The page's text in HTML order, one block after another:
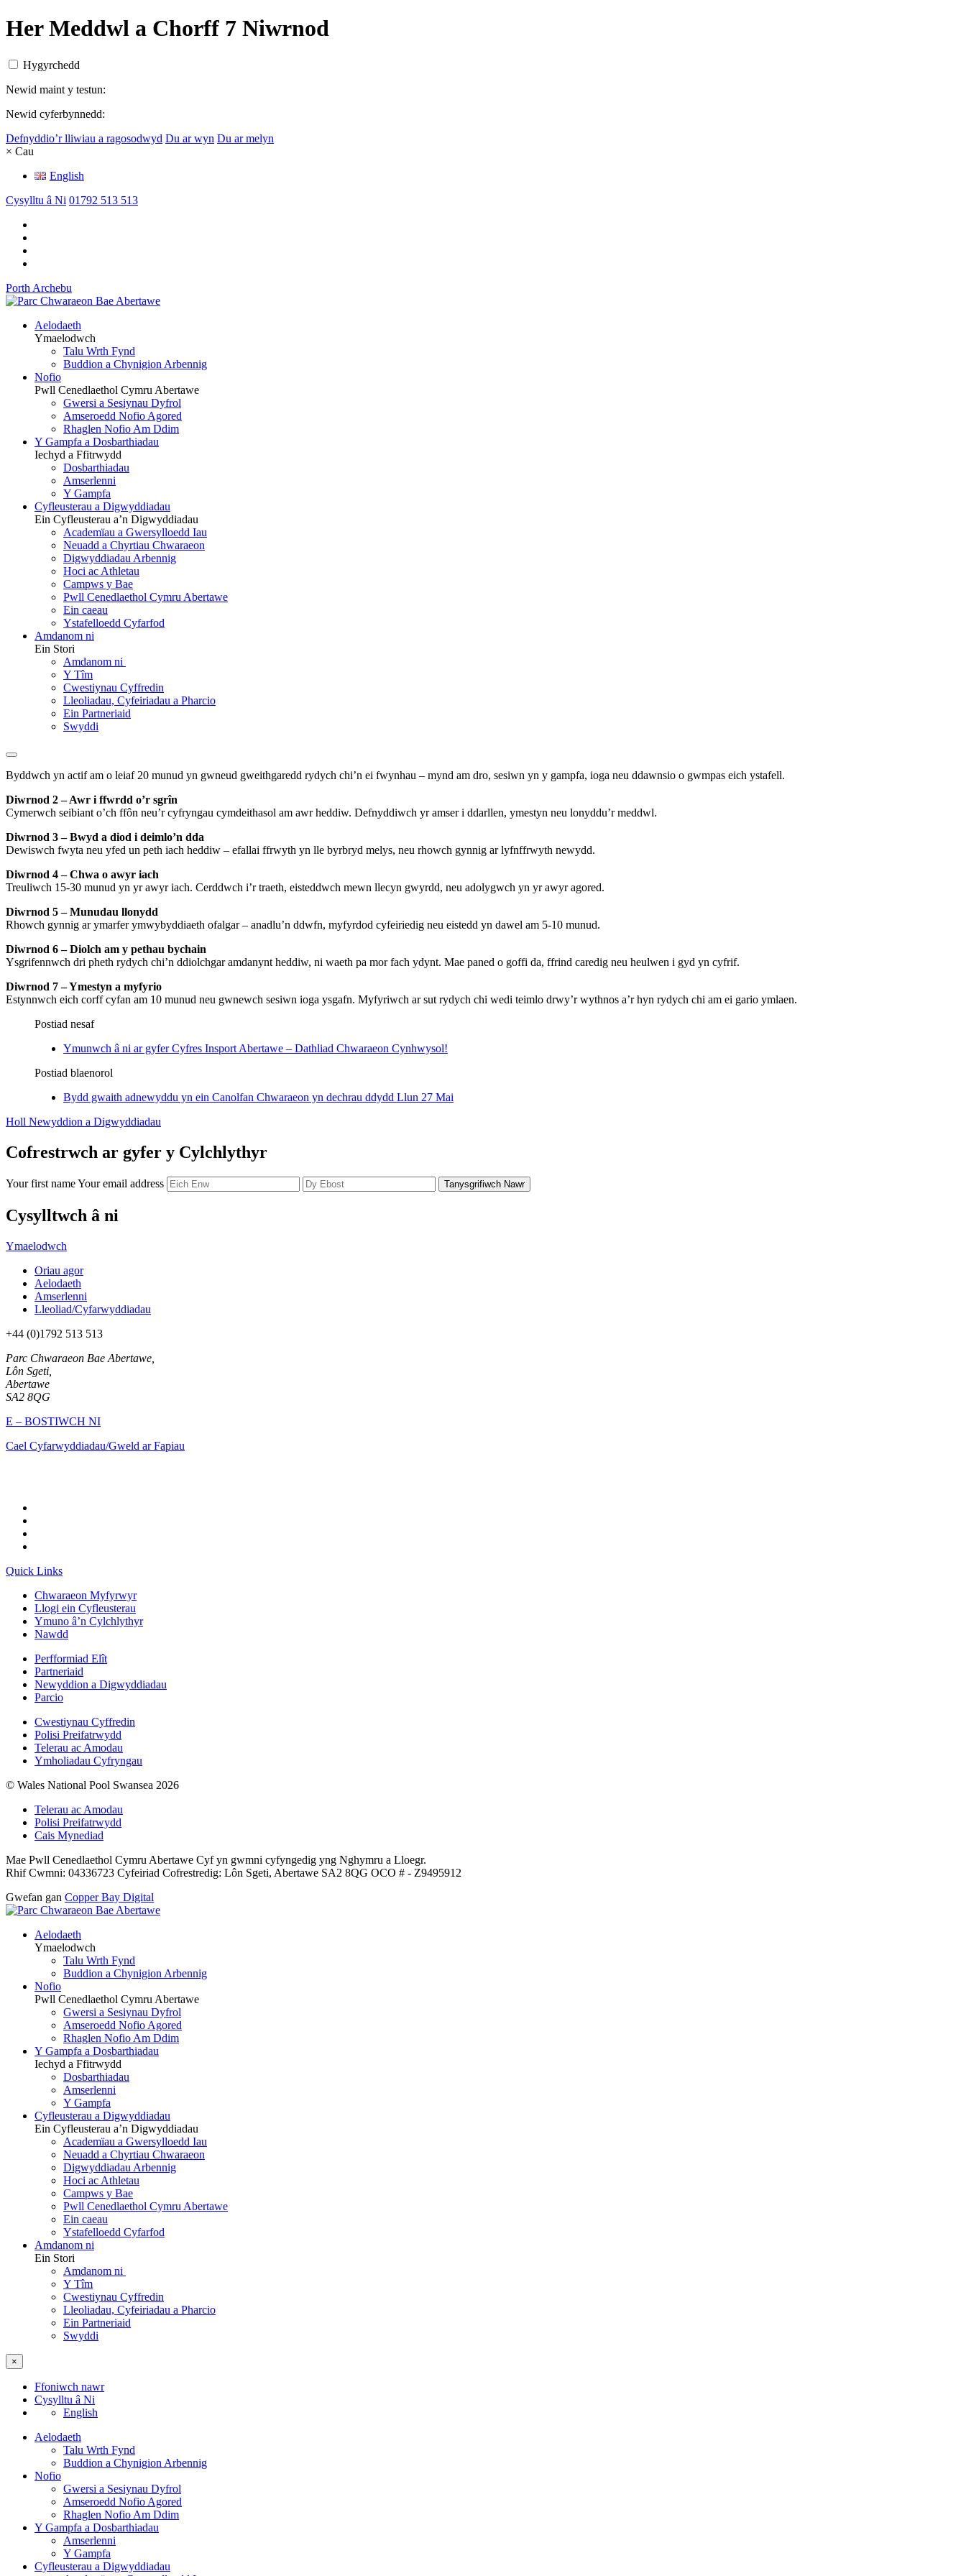
Her Meddwl a Chorff 7 Niwrnod
Hygyrchedd
Newid maint y testun:
Newid cyferbynnedd:
Defnyddio’r lliwiau a ragosodwyd Du ar wyn Du ar melyn
× Cau
English
Cysylltu â Ni 01792 513 513
Porth Archebu
Aelodaeth
Ymaelodwch
Talu Wrth Fynd
Buddion a Chynigion Arbennig
Nofio
Pwll Cenedlaethol Cymru Abertawe
Gwersi a Sesiynau Dyfrol
Amseroedd Nofio Agored
Rhaglen Nofio Am Ddim
Y Gampfa a Dosbarthiadau
Iechyd a Ffitrwydd
Dosbarthiadau
Amserlenni
Y Gampfa
Cyfleusterau a Digwyddiadau
Ein Cyfleusterau a’n Digwyddiadau
Academïau a Gwersylloedd Iau
Neuadd a Chyrtiau Chwaraeon
Digwyddiadau Arbennig
Hoci ac Athletau
Campws y Bae
Pwll Cenedlaethol Cymru Abertawe
Ein caeau
Ystafelloedd Cyfarfod
Amdanom ni
Ein Stori
Amdanom ni
Y Tîm
Cwestiynau Cyffredin
Lleoliadau, Cyfeiriadau a Pharcio
Ein Partneriaid
Swyddi
Byddwch yn actif am o leiaf 20 munud yn gwneud gweithgaredd rydych chi’n ei fwynhau – mynd am dro, sesiwn yn y gampfa, ioga neu ddawnsio o gwmpas eich ystafell.
Diwrnod 2 – Awr i ffwrdd o’r sgrîn
Cymerwch seibiant o’ch ffôn neu’r cyfryngau cymdeithasol am awr heddiw. Defnyddiwch yr amser i ddarllen, ymestyn neu lonyddu’r meddwl.
Diwrnod 3 – Bwyd a diod i deimlo’n dda
Dewiswch fwyta neu yfed un peth iach heddiw – efallai ffrwyth yn lle byrbryd melys, neu rhowch gynnig ar lyfnffrwyth newydd.
Diwrnod 4 – Chwa o awyr iach
Treuliwch 15-30 munud yn yr awyr iach. Cerddwch i’r traeth, eisteddwch mewn llecyn gwyrdd, neu adolygwch yn yr awyr agored.
Diwrnod 5 – Munudau llonydd
Rhowch gynnig ar ymarfer ymwybyddiaeth ofalgar – anadlu’n ddwfn, myfyrdod cyfeiriedig neu eistedd yn dawel am 5-10 munud.
Diwrnod 6 – Diolch am y pethau bychain
Ysgrifennwch dri pheth rydych chi’n ddiolchgar amdanynt heddiw, ni waeth pa mor fach ydynt. Mae paned o goffi da, ffrind caredig neu heulwen i gyd yn cyfrif.
Diwrnod 7 – Ymestyn a myfyrio
Estynnwch eich corff cyfan am 10 munud neu gwnewch sesiwn ioga ysgafn. Myfyriwch ar sut rydych chi wedi teimlo drwy’r wythnos a’r hyn rydych chi am ei gario ymlaen.
Postiad nesaf
Ymunwch â ni ar gyfer Cyfres Insport Abertawe – Dathliad Chwaraeon Cynhwysol!
Postiad blaenorol
Bydd gwaith adnewyddu yn ein Canolfan Chwaraeon yn dechrau ddydd Llun 27 Mai
Holl Newyddion a Digwyddiadau
Cofrestrwch ar gyfer y Cylchlythyr
Your first nameYour email address
Cysylltwch â ni
Ymaelodwch
Oriau agor
Aelodaeth
Amserlenni
Lleoliad/Cyfarwyddiadau
+44 (0)1792 513 513
Parc Chwaraeon Bae Abertawe,
Lôn Sgeti,
Abertawe
SA2 8QG
E – BOSTIWCH NI
Cael Cyfarwyddiadau/Gweld ar Fapiau
Quick Links
Chwaraeon Myfyrwyr
Llogi ein Cyfleusterau
Ymuno â’n Cylchlythyr
Nawdd
Perfformiad Elît
Partneriaid
Newyddion a Digwyddiadau
Parcio
Cwestiynau Cyffredin
Polisi Preifatrwydd
Telerau ac Amodau
Ymholiadau Cyfryngau
© Wales National Pool Swansea 2026
Telerau ac Amodau
Polisi Preifatrwydd
Cais Mynediad
Mae Pwll Cenedlaethol Cymru Abertawe Cyf yn gwmni cyfyngedig yng Nghymru a Lloegr.
Rhif Cwmni: 04336723 Cyfeiriad Cofrestredig: Lôn Sgeti, Abertawe SA2 8QG OCO # - Z9495912
Gwefan gan Copper Bay Digital
Aelodaeth
Ymaelodwch
Talu Wrth Fynd
Buddion a Chynigion Arbennig
Nofio
Pwll Cenedlaethol Cymru Abertawe
Gwersi a Sesiynau Dyfrol
Amseroedd Nofio Agored
Rhaglen Nofio Am Ddim
Y Gampfa a Dosbarthiadau
Iechyd a Ffitrwydd
Dosbarthiadau
Amserlenni
Y Gampfa
Cyfleusterau a Digwyddiadau
Ein Cyfleusterau a’n Digwyddiadau
Academïau a Gwersylloedd Iau
Neuadd a Chyrtiau Chwaraeon
Digwyddiadau Arbennig
Hoci ac Athletau
Campws y Bae
Pwll Cenedlaethol Cymru Abertawe
Ein caeau
Ystafelloedd Cyfarfod
Amdanom ni
Ein Stori
Amdanom ni
Y Tîm
Cwestiynau Cyffredin
Lleoliadau, Cyfeiriadau a Pharcio
Ein Partneriaid
Swyddi
×
Ffoniwch nawr
Cysylltu â Ni
English
Aelodaeth
Talu Wrth Fynd
Buddion a Chynigion Arbennig
Nofio
Gwersi a Sesiynau Dyfrol
Amseroedd Nofio Agored
Rhaglen Nofio Am Ddim
Y Gampfa a Dosbarthiadau
Amserlenni
Y Gampfa
Cyfleusterau a Digwyddiadau